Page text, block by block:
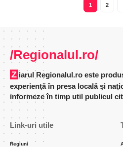
1 2
/Regionalul.ro/
Ziarul Regionalul.ro este produsul unei echipe cu
experienţă în presa locală şi
informeze în timp util publicul
Link-uri utile
Regiuni